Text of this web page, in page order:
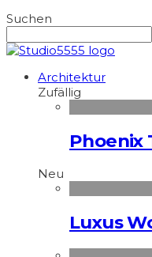
Suchen
Architektur
Zufällig
Phoenix
Neu
Luxus